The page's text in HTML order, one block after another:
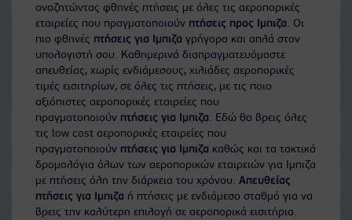
αναζητώντας φθηνές πτήσεις με όλες τις αεροπορικές
εταιρείες που πραγματοποιούν πτήσεις προς Ιμπιζα. Οι
πιο φθηνές πτήσεις για Ιμπιζα γρήγορα και απλά στον
υπολογιστή σου. Καθημερινά διαπραγματευόμαστε
απευθείας, χωρίς ενδιάμεσους, χιλιάδες αεροπορικές
τιμές εισιτηρίων, σε όλες τις πτήσεις, με τις ποιο
αξιόπιστες αεροπορικές εταιρείες που
πραγματοποιούν πτήσεις για Ιμπιζα. Εδώ θα βρεις όλες
τις low cost αεροπορικές εταιρείες που
πραγματοποιούν πτήσεις για Ιμπιζα καθώς και τα τακτικά
δρομολόγια όλων των αεροπορικών εταιρειών για Ιμπιζα
με πτήσεις όλη την διάρκεια του χρόνου. Απευθείας
πτήσεις για Ιμπιζα ή πτήσεις με ενδιάμεσο σταθμό για να
βρεις την καλύτερη επιλογή σε αεροπορικά εισιτήρια.